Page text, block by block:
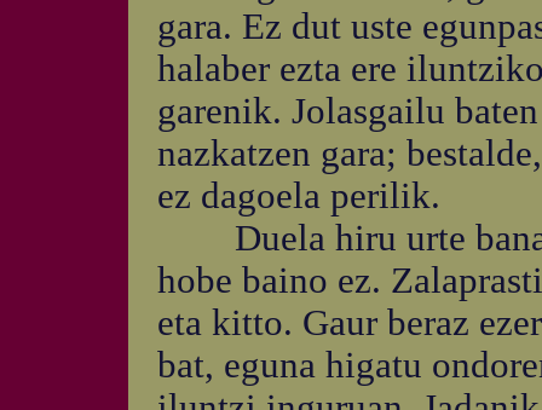
gara. Ez dut uste
halaber ezta ere
garenik. Jolasgailu
nazkatzen gara;
ez dagoela perilik.
Duela hiru urte
hobe baino ez.
eta kitto. Gaur beraz
bat, eguna higatu